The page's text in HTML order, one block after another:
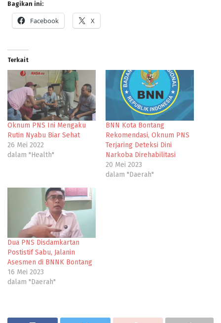
Bagikan ini:
Facebook X
Terkait
Oknum PNS Ini Mengaku
Rutin Nyabu Biar Sehat
26 Mei 2022
dalam "Health"
BNN Kota Bontang
Rekomendasi, Oknum PNS
Terjaring Deteksi Dini
Narkoba Direhabilitasi
20 Mei 2023
dalam "Daerah"
Dua PNS Disdamkartan
Postistif Sabu, Jalanin
Asesmen di BNNK Bontang
16 Mei 2023
dalam "Daerah"